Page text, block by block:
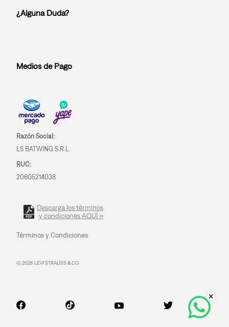
¿Alguna Duda?
Medios de Pago
Razón Social:
LS BATWING S.R.L.
RUC:
20605214038
Descarga los términos
y condiciones AQUÍ »
Términos y Condiciones
© 2026 LEVI STRAUSS & CO